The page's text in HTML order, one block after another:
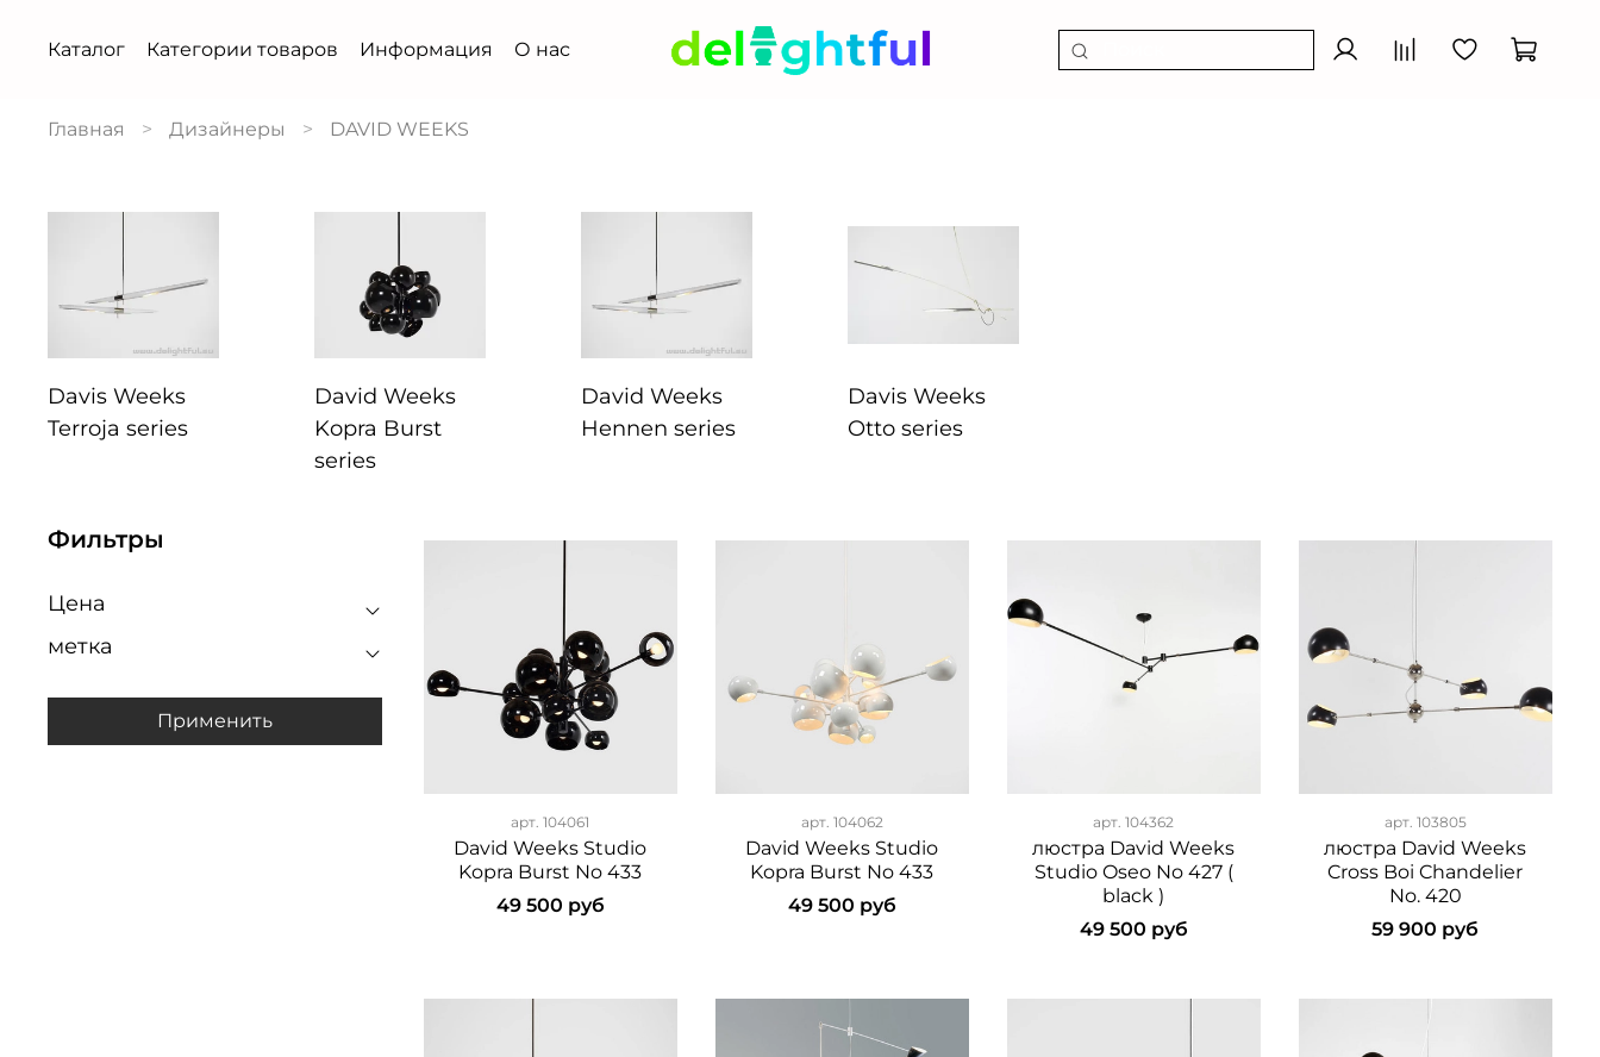
Каталог Категории товаров Информация О нас
Главная Дизайнеры DAVID WEEKS
Davis Weeks
Terroja series
David Weeks
Kopra Burst
series
David Weeks
Hennen series
Davis Weeks
Otto series
арт.104061
David Weeks Studio
Kopra Burst No 433
49 500 руб
арт. 104062
David Weeks Studio
Kopra Burst No 433
49 500 руб
арт.104362
люстра David Weeks
Studio Oseo No 427 (
black )
49 500 руб
арт. 103805
люстра David Weeks
Cross Boi Chandelier
No. 420
59 900 руб
Фильтры
Цена
метка
Применить